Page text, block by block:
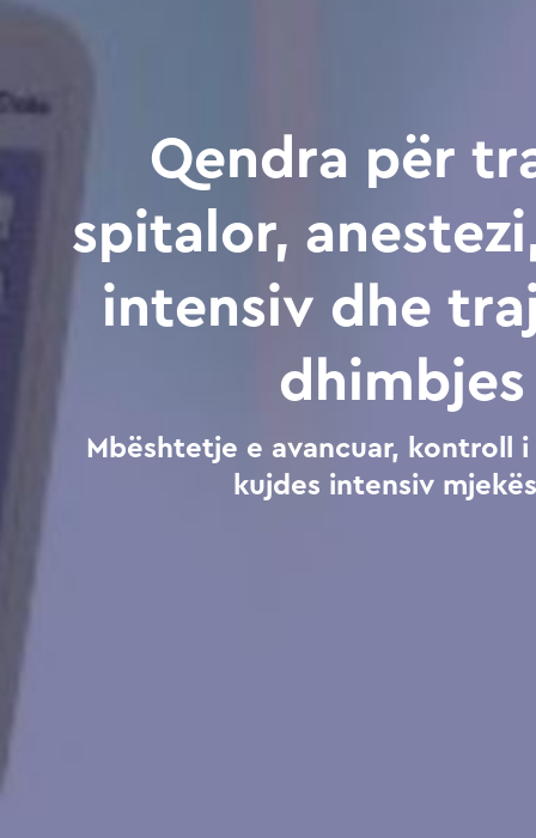
Qendra për
spitalor,
intensiv dhe
dhimbjes
Mbështetje e avancuar, kontroll
kujdes intensiv